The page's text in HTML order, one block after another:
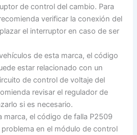
de control del cambio. Para
verificar la conexión del
el interruptor en caso de ser
de esta marca, el código
estar relacionado con un
de control de voltaje del
revisar el regulador de
si es necesario.
marca, el código de falla P2509
en el módulo de control